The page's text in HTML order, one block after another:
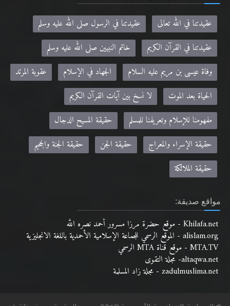
عقيدتنا في الله تعالى
عقيدتنا في الرسول صلى الله عليه وسلم
عقيدتنا في القرآن الكريم
خاتم النبيين صلى الله عليه وسلم
وفاة عيسى بن مريم عليه السلام
الجهاد في الإسلام
عقوبة المرتد
الحياة بعد الموت
لا نسخ بين آيات القرآن الكريم
مفهومنا للإسلام وتعريفنا للمسلم
حقيقة المسيح الدجال
حقيقة الإسراء والمعراج
حقيقة الجن
حقيقة الجنة والجحيم
حقيقة الملائكة
مواقع صديقة:
Khilafa.net - موقع حضرة مرزا مسرور أحمد نصره الله
alislam.org - الموقع الرسمي للجماعة الإسلامية الأحمدية باللغة الانجليزية
MTA.TV - موقع قناة MTA الرسمي
altaqwa.net- مجلة التقوى
zadulmuslima.net - مجلة زاد المسلمة